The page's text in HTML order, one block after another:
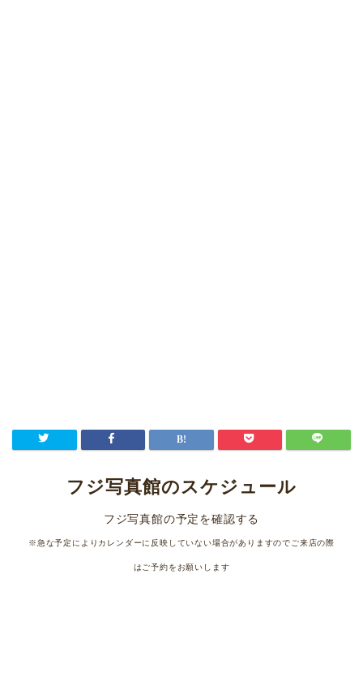
フジ写真館のスケジュール
フジ写真館の予定を確認する
※急な予定によりカレンダーに反映していない場合がありますのでご来店の際
はご予約をお願いします